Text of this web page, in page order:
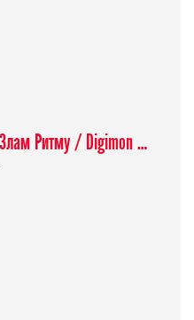
Діґімони: Злам Ритму / Digimon Beatbreak